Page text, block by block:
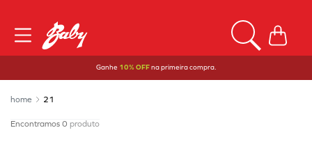
Ganhe 10% OFFna primeira compra.
21
0 produto